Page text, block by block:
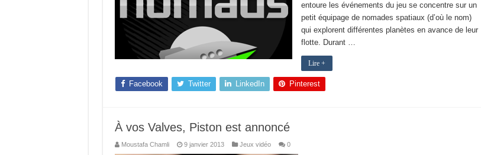
entoure les événements du jeu se concentre sur un
petit équipage de nomades spatiaux (d’où le nom)
qui explorent différentes planètes en avance de leur
flotte. Durant …
Lire +
Facebook Twitter LinkedIn Pinterest
À vos Valves, Piston est annoncé
Moustafa Chamli 9 janvier 2013 Jeux vidéo 0